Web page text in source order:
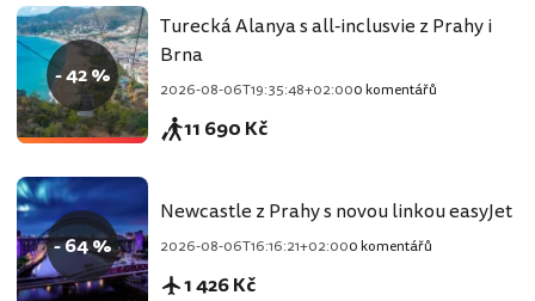
- 42 %
Turecká Alanya s all-inclusvie z Prahy i
Brna
2026-08-06T19:35:48+02:000 komentářů
11 690 Kč
- 64 %
Newcastle z Prahy s novou linkou easyJet
2026-08-06T16:16:21+02:000 komentářů
1 426 Kč